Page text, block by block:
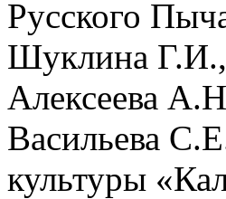
Русского
Шуклина
Алексеева
Васильева
культуры